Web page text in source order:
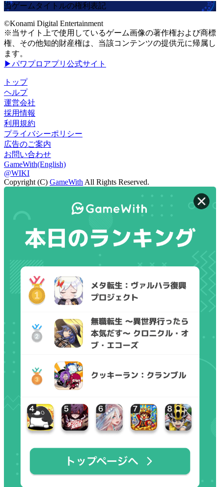
当ゲームタイトルの権利表記
©Konami Digital Entertainment
※当サイト上で使用しているゲーム画像の著作権および商標
権、その他知的財産権は、当該コンテンツの提供元に帰属し
ます。
▶パワプロアプリ公式サイト
トップ
ヘルプ
運営会社
採用情報
利用規約
プライバシーポリシー
広告のご案内
お問い合わせ
GameWith(English)
@WIKI
Copyright (C) GameWith All Rights Reserved.